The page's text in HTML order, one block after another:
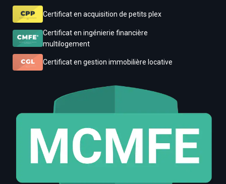
Certificat en acquisition de petits plex
Certificat en ingénierie financière
multilogement
Certificat en gestion immobilière locative